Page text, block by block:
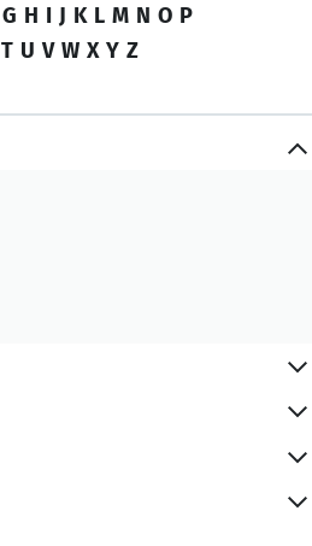
G H I J K L M N O P
T U V W X Y Z